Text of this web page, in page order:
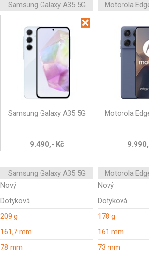
Samsung Galaxy A35 5G Motorola
Samsung Galaxy A35 5G
9.490,- Kč
Motorola
Samsung Galaxy A35 5G Motorola
Nový Nový
Dotyková Dotyková
209 g 178 g
161,7 mm 161 mm
78 mm 73 mm